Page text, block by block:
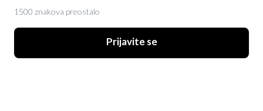
1500 znakova preostalo
Prijavite se